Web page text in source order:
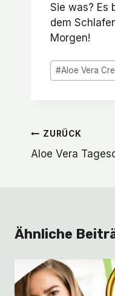
Sie was? Es
dem
Morgen!
Schlagworte:
#Aloe Vera
ZURÜCK
Aloe Vera
Ähnliche